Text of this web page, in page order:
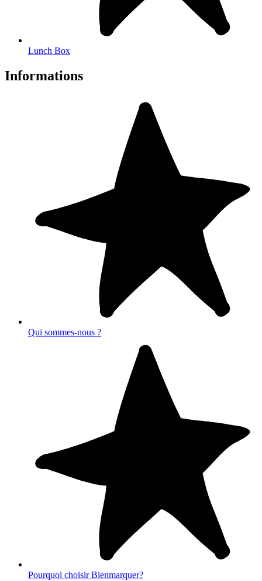
Lunch Box
Informations
Qui sommes-nous ?
Pourquoi choisir Bienmarquer?